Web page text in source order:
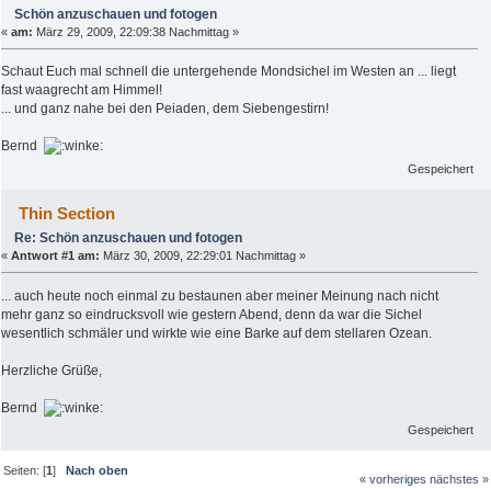
Schön anzuschauen und fotogen
« am: März 29, 2009, 22:09:38 Nachmittag »
Schaut Euch mal schnell die untergehende Mondsichel im Westen an ... liegt
fast waagrecht am Himmel!
... und ganz nahe bei den Peiaden, dem Siebengestirn!
Bernd
Gespeichert
Thin Section
Re: Schön anzuschauen und fotogen
« Antwort #1 am: März 30, 2009, 22:29:01 Nachmittag »
... auch heute noch einmal zu bestaunen aber meiner Meinung nach nicht
mehr ganz so eindrucksvoll wie gestern Abend, denn da war die Sichel
wesentlich schmäler und wirkte wie eine Barke auf dem stellaren Ozean.
Herzliche Grüße,
Bernd
Gespeichert
Seiten: [1]Nach oben
« vorheriges nächstes »